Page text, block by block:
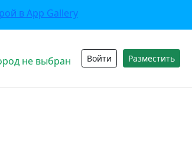
не выбран Войти Разместить